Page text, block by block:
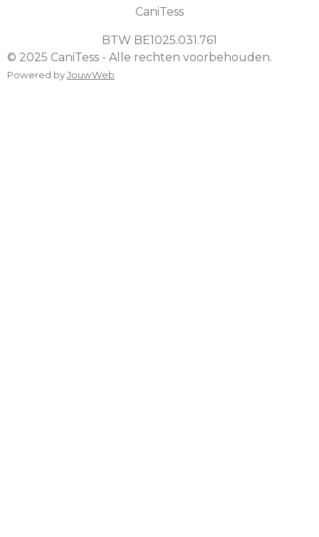
CaniTess
BTW BE1025.031.761
© 2025 CaniTess - Alle rechten voorbehouden.
Powered byJouwWeb